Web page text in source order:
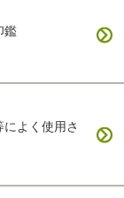
鑑
よく使用さ